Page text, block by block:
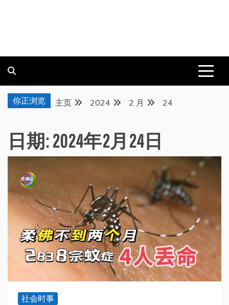
你正浏览 主页 2024 2 月 24
日期:2024年2月24日
社会时事